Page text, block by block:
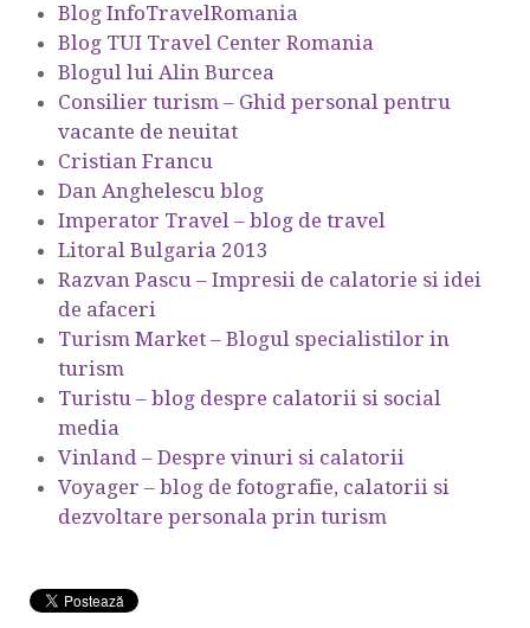
Blog InfoTravelRomania
Blog TUI Travel Center Romania
Blogul lui Alin Burcea
Consilier turism – Ghid personal pentru
vacante de neuitat
Cristian Francu
Dan Anghelescu blog
Imperator Travel – blog de travel
Litoral Bulgaria 2013
Razvan Pascu – Impresii de calatorie si idei
de afaceri
Turism Market – Blogul specialistilor in
turism
Turistu – blog despre calatorii si social
media
Vinland – Despre vinuri si calatorii
Voyager – blog de fotografie, calatorii si
dezvoltare personala prin turism